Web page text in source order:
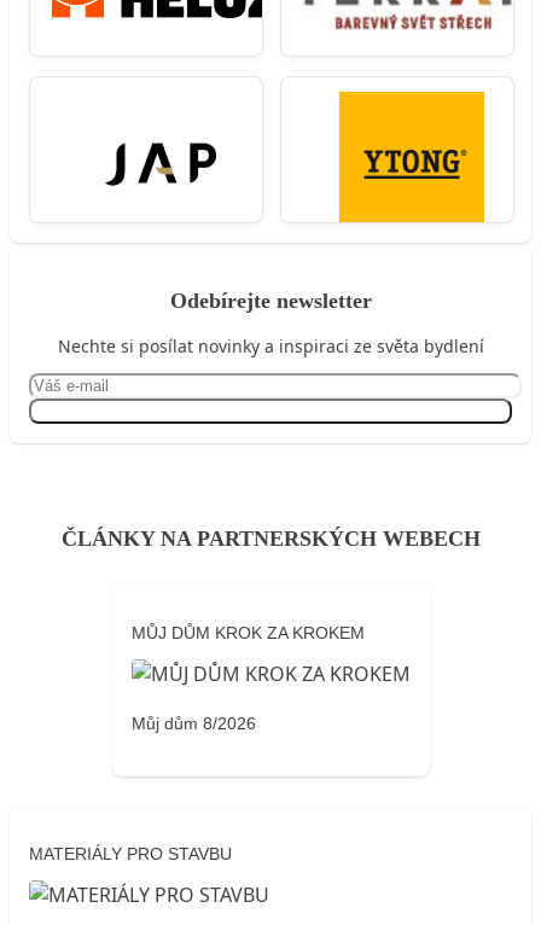
Odebírejte newsletter
Nechte si posílat novinky a inspiraci ze světa bydlení
ČLÁNKY NA PARTNERSKÝCH WEBECH
MŮJ DŮM KROK ZA KROKEM
Můj dům 8/2026
MATERIÁLY PRO STAVBU